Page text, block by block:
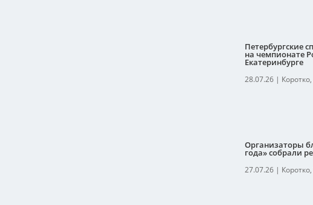
Петербургские
на чемпионате
Екатеринбурге
28.07.26| Коротко,
Организаторы
года» собрали
27.07.26| Коротко,